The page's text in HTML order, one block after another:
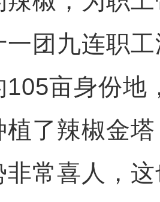
一团九连职
105亩身份地
植了辣椒金
非常喜人，